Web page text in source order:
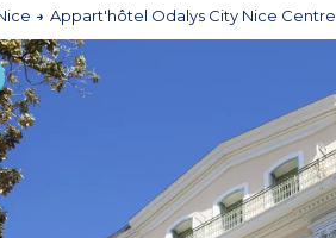
Appart'hôtel Odalys City Nice Centre